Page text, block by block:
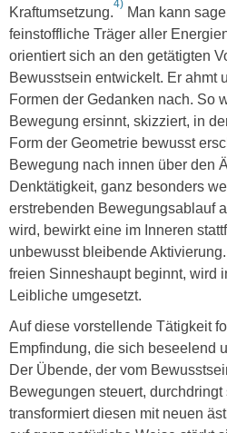
Kraftumsetzung.
4)
Man kann
feinstoffliche Träger aller
orientiert sich an den getätigten
Bewusstsein entwickelt. Er ahmt
Formen der Gedanken nach. So
Bewegung ersinnt, skizziert, in
Form der Geometrie bewusst
Bewegung nach innen über den
Denktätigkeit, ganz besonders
erstrebenden Bewegungsablauf
wird, bewirkt eine im Inneren
unbewusst bleibende
freien Sinneshaupt beginnt, wird
Leibliche umgesetzt.
Auf diese vorstellende Tätigkeit
Empfindung, die sich beseelend
Der Übende, der vom
Bewegungen steuert, durchdringt
transformiert diesen mit neuen